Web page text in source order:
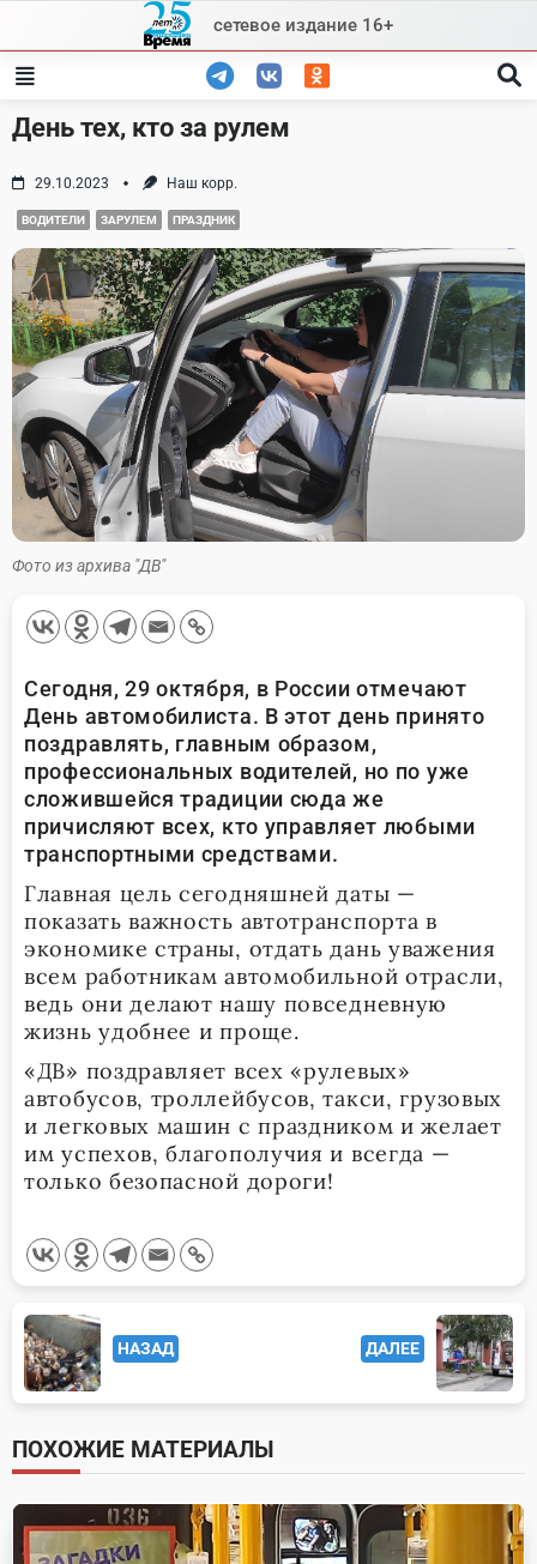
content
сетевое издание 16+
День тех, кто за рулем
29.10.2023 Наш корр.
ВОДИТЕЛИ ЗАРУЛЕМ ПРАЗДНИК
Фото из архива "ДВ"
Сегодня, 29 октября, в России отмечают
День автомобилиста. В этот день принято
поздравлять, главным образом,
профессиональных водителей, но по уже
сложившейся традиции сюда же
причисляют всех, кто управляет любыми
транспортными средствами.
Главная цель сегодняшней даты —
показать важность автотранспорта в
экономике страны, отдать дань уважения
всем работникам автомобильной отрасли,
ведь они делают нашу повседневную
жизнь удобнее и проще.
«ДВ» поздравляет всех «рулевых»
автобусов, троллейбусов, такси, грузовых
и легковых машин с праздником и желает
им успехов, благополучия и всегда —
только безопасной дороги!
<span
class="nav-
subtitle
screen-
reader-
text">Page</span>
НАЗАД ДАЛЕЕ
ПОХОЖИЕ МАТЕРИАЛЫ